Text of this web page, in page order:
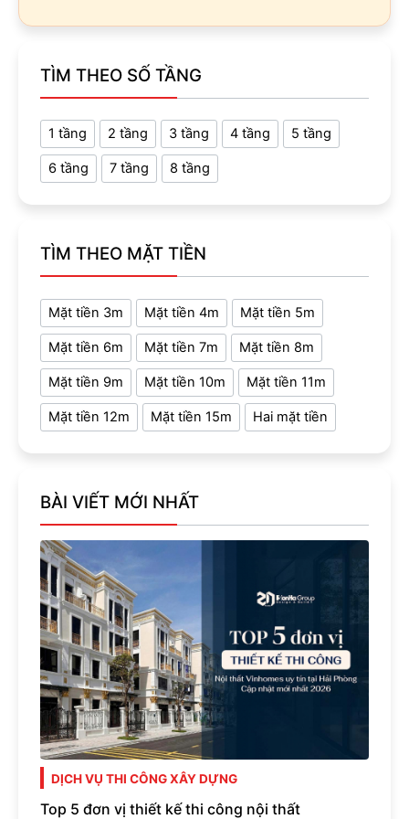
TÌM THEO SỐ TẦNG
1 tầng 2 tầng 3 tầng 4 tầng 5 tầng
6 tầng 7 tầng 8 tầng
TÌM THEO MẶT TIỀN
Mặt tiền 3m Mặt tiền 4m Mặt tiền 5m
Mặt tiền 6m Mặt tiền 7m Mặt tiền 8m
Mặt tiền 9m Mặt tiền 10m Mặt tiền 11m
Mặt tiền 12m Mặt tiền 15m Hai mặt tiền
BÀI VIẾT MỚI NHẤT
DỊCH VỤ THI CÔNG XÂY DỰNG
Top 5 đơn vị thiết kế thi công nội thất